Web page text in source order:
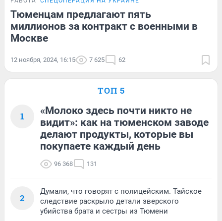
Тюменцам предлагают пять
миллионов за контракт с военными в
Москве
12 ноября, 2024, 16:15 7 625 62
ТОП 5
1
«Молоко здесь почти никто не
видит»: как на тюменском заводе
делают продукты, которые вы
покупаете каждый день
96 368 131
2
Думали, что говорят с полицейским. Тайское
следствие раскрыло детали зверского
убийства брата и сестры из Тюмени